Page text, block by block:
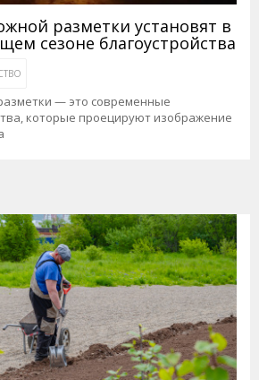
разметки установят в
сезоне благоустройства
— это современные
которые проецируют изображение